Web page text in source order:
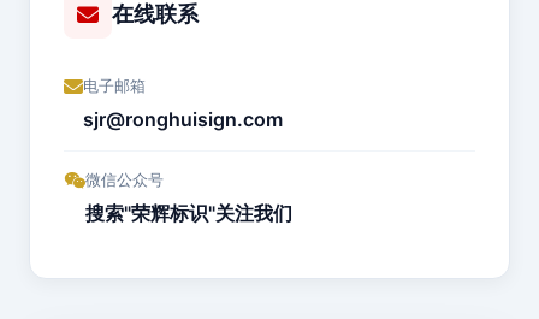
在线联系
电子邮箱
sjr@ronghuisign.com
微信公众号
搜索"荣辉标识"关注我们